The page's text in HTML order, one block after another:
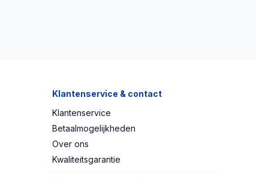
Klantenservice & contact
Klantenservice
Betaalmogelijkheden
Over ons
Kwaliteitsgarantie